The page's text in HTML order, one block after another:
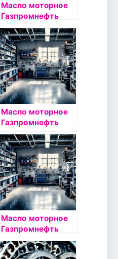
Масло моторное
Газпромнефть
Premium GF-5
5W30 1л
Масло моторное
Газпромнефть
Premium L 5W40
4л
Масло моторное
Газпромнефть
Premium L 5W30
4л